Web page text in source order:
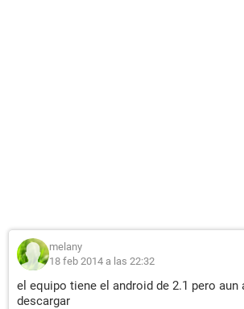
melany
18 feb 2014 a las 22:32
el equipo tiene el android de 2.1 pero
descargar